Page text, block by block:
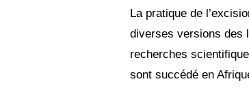
La pratique de
diverses versions des
recherches
sont succédé en